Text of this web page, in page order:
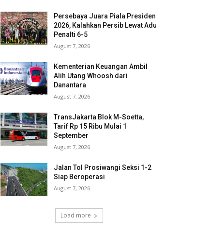
Persebaya Juara Piala Presiden
2026, Kalahkan Persib Lewat Adu
Penalti 6-5
August 7, 2026
Kementerian Keuangan Ambil
Alih Utang Whoosh dari
Danantara
August 7, 2026
TransJakarta Blok M-Soetta,
Tarif Rp 15 Ribu Mulai 1
September
August 7, 2026
Jalan Tol Prosiwangi Seksi 1-2
Siap Beroperasi
August 7, 2026
Load more